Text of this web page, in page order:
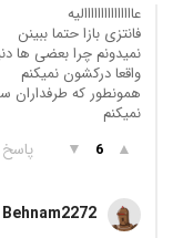
عااااااااااااااالیه
فانتزی بازا حتما ببینن
نمیدونم چرا بعضی ها
واقعا درکشون نمیکنم
همونطور که طرفداران
نمیکنم
▲
6
▼ پاسخ
Behnam2272